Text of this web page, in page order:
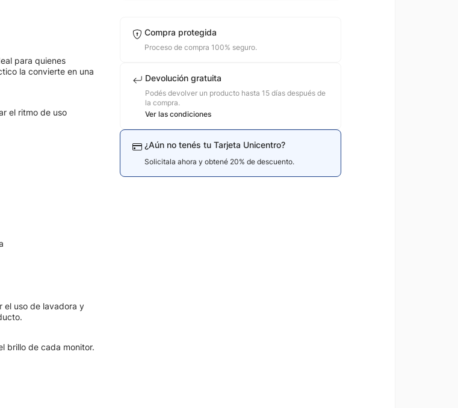
para quienes
la convierte en una
el ritmo de uso
el uso de lavadora y
brillo de cada monitor.
Compra protegida
Proceso de compra 100% seguro.
Devolución gratuita
Podés devolver un producto hasta 15 días después de
la compra.
Ver las condiciones
¿Aún no tenés tu Tarjeta Unicentro?
Solicitala ahora y obtené 20% de descuento.